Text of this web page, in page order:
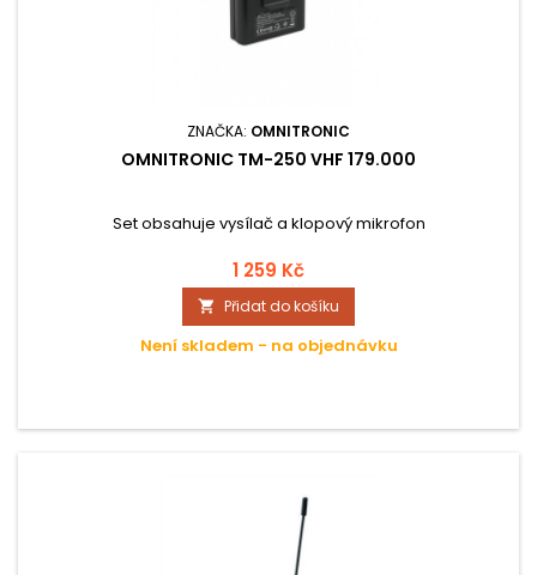
ZNAČKA: OMNITRONIC
OMNITRONIC TM-250 VHF 179.000
Set obsahuje vysílač a klopový mikrofon
1 259 Kč
 Přidat do košíku
Není skladem - na objednávku